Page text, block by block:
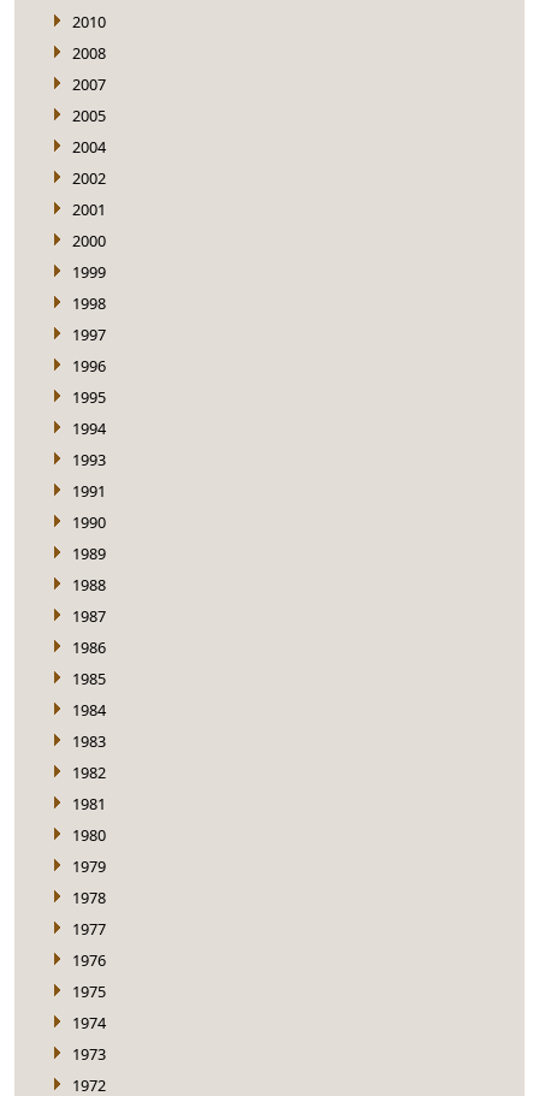
2010
2008
2007
2005
2004
2002
2001
2000
1999
1998
1997
1996
1995
1994
1993
1991
1990
1989
1988
1987
1986
1985
1984
1983
1982
1981
1980
1979
1978
1977
1976
1975
1974
1973
1972